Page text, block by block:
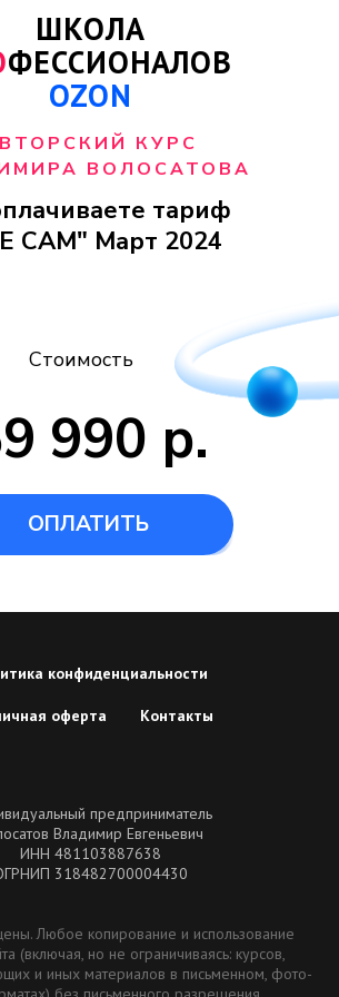
КУРС
ВОЛОСАТОВА
Стоимость
тариф
САМ" Март 2024
ОПЛАТИТЬ
990 р.
ШКОЛА
ФЕССИОНАЛОВ
OZON
конфиденциальности
оферта Контакты
предприниматель
Владимир Евгеньевич
ИНН 481103887638
318482700004430
Любое копирование и использование
(включая, но не ограничиваясь: курсов,
и иных материалов в письменном, фото-